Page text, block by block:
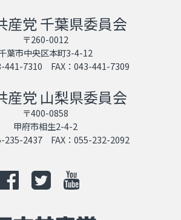
産党 千葉県委員会
〒260-0012
葉市中央区本町3-4-12
441-7310 FAX：043-441-7309
産党 山梨県委員会
〒400-0858
甲府市相生2-4-2
235-2437 FAX：055-232-2092